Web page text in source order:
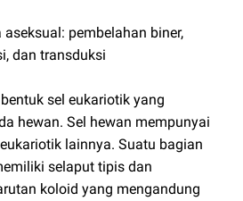
aseksual: pembelahan biner,
dan transduksi
sel eukariotik yang
hewan. Sel hewan mempunyai
lainnya. Suatu bagian
selaput tipis dan
koloid yang mengandung